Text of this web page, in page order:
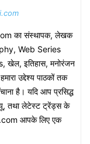
का संस्थापक, लेखक
Web Series
इतिहास, मनोरंजन
उद्देश्य पाठकों तक
है। यदि आप प्रसिद्ध
तथा लेटेस्ट ट्रेंड्स के
आपके लिए एक